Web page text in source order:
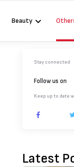
Beauty
Stay connected
Follow us on
Keep up to date
Latest